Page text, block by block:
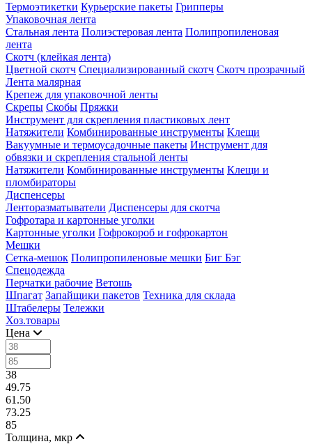
Термоэтикетки Курьерские пакеты Грипперы
Упаковочная лента
Стальная лента Полиэстеровая лента Полипропиленовая
лента
Скотч (клейкая лента)
Цветной скотч Специализированный скотч Скотч прозрачный
Лента малярная
Крепеж для упаковочной ленты
Скрепы Скобы Пряжки
Инструмент для скрепления пластиковых лент
Натяжители Комбинированные инструменты Клещи
Вакуумные и термоусадочные пакеты Инструмент для
обвязки и скрепления стальной ленты
Натяжители Комбинированные инструменты Клещи и
пломбираторы
Диспенсеры
Ленторазматыватели Диспенсеры для скотча
Гофротара и картонные уголки
Картонные уголки Гофрокороб и гофрокартон
Мешки
Сетка-мешок Полипропиленовые мешки Биг Бэг
Спецодежда
Перчатки рабочие Ветошь
Шпагат Запайщики пакетов Техника для склада
Штабелеры Тележки
Хоз.товары
Цена
38
49.75
61.50
73.25
85
Толщина, мкр